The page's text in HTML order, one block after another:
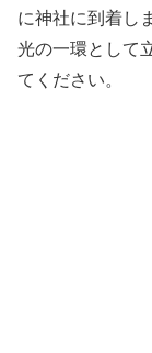
に神社に到着し
光の一環として
てください。